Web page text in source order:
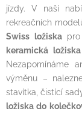
jízdy. V naší
rekreačních
Swiss ložiskapro
keramická ložiska
Nezapomínáme
výměnu –
stavítka, čistící
ložiska do